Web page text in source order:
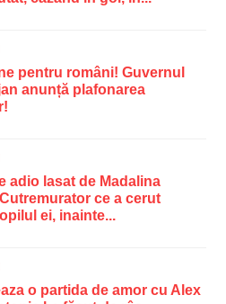
pentru români! Guvernul
anunță plafonarea
adio lasat de Madalina
ce a cerut
ei, inainte...
o partida de amor cu Alex